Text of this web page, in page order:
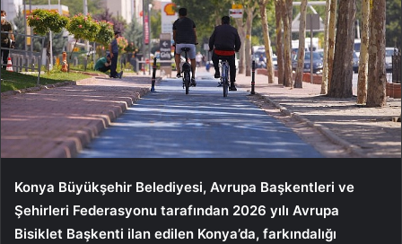
Konya Büyükşehir Belediyesi, Avrupa Başkentleri ve
Şehirleri Federasyonu tarafından 2026 yılı Avrupa
Bisiklet Başkenti ilan edilen Konya’da, farkındalığı